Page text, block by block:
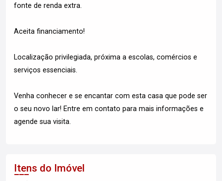
fonte de renda extra.
Aceita financiamento!
Localização privilegiada, próxima a escolas, comércios e
serviços essenciais.
Venha conhecer e se encantar com esta casa que pode ser
o seu novo lar! Entre em contato para mais informações e
agende sua visita.
Itens do Imóvel